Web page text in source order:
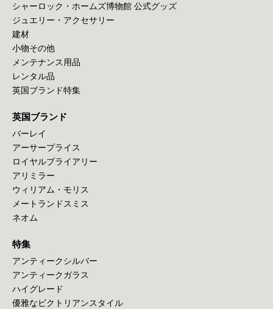
シャーロック・ホームズ博物館 公式グッズ
ジュエリー・アクセサリー
建材
小物その他
メンテナンス用品
レンタル品
英国ブランド特集
英国ブランド
バーレイ
アーサープライス
ロイヤルブライアリー
アリミラー
ウィリアム・モリス
メートランドスミス
ネオム
特集
アンティークシルバー
アンティークガラス
ハイグレード
優雅なビクトリアンスタイル